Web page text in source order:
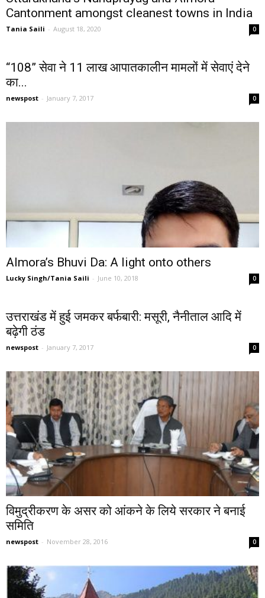
Cantonment amongst cleanest towns in India
Tania Saili - August 18, 2020 0
“108” सेवा ने 11 लाख आपातकालीन मामलों में सेवाएं देने
का...
newspost - January 7, 2017 0
Almora’s Bhuvi Da: A light onto others
Lucky Singh/Tania Saili - June 10, 2018 0
उत्तराखंड में हुई जमकर बर्फबारी: मसूरी, नैनीताल आदि में
बढ़ेगी ठंड
newspost - January 7, 2017 0
विमुद्रीकरण के असर को आंकने के लिये सरकार ने बनाई
समिति
newspost - November 28, 2016 0